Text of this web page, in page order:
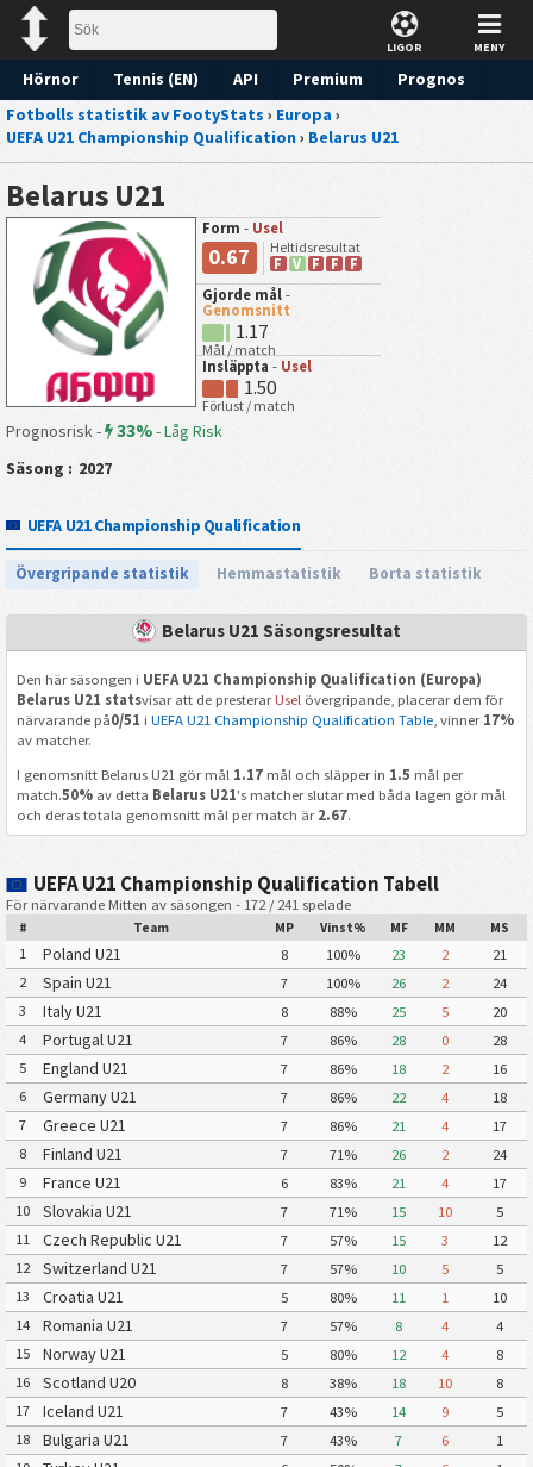
LIGOR MENY
Hörnor Tennis (EN) API Premium
Prognos
Fotbolls statistik av FootyStats › Europa ›
UEFA U21 Championship Qualification› Belarus U21
Belarus U21
Form - Usel
0.67
Heltidsresultat
F
V F F
F
Gjorde mål -
Genomsnitt
1.17
Mål / match
Insläppta - Usel
1.50
Förlust / match
Prognosrisk - 33%-Låg Risk
Säsong : 2027
UEFA U21 Championship Qualification
Övergripande statistik Hemmastatistik Borta statistik
Belarus U21 Säsongsresultat
Den här säsongen i UEFA U21 Championship Qualification (Europa)
Belarus U21 statsvisar att de presterarUsel övergripande, placerar dem för
närvarande på0/51 i UEFA U21 Championship Qualification Table, vinner 17%
av matcher.
I genomsnitt Belarus U21 gör mål 1.17mål och släpper in 1.5 mål per
match.50%av detta Belarus U21's matcher slutar med båda lagen gör mål
och deras totala genomsnitt mål per match är 2.67.
UEFA U21 Championship Qualification Tabell
För närvarande Mitten av säsongen - 172 / 241 spelade
# Team MP Vinst% MF MM MS
1 Poland U21 8 100% 23 2
21
2
Spain U21 7 100% 26 2
24
3
Italy U21 8 88% 25 5
20
4
Portugal U21 7 86% 28 0
28
5
England U21 7 86% 18 2
16
6
Germany U21 7 86% 22 4
18
7
Greece U21 7 86% 21 4
17
8
Finland U21 7 71% 26 2
24
9
France U21 6 83% 21 4
17
10
Slovakia U21 7 71% 15 10
5
11
Czech Republic U21 7 57% 15 3
12
12
Switzerland U21 7 57% 10 5
5
13
Croatia U21 5 80% 11 1
10
14
Romania U21 7 57% 8 4
4
15
Norway U21 5 80% 12 4
8
16
Scotland U20 8 38% 18 10
8
17
Iceland U21 7 43% 14 9
5
18
Bulgaria U21 7 43% 7 6
1